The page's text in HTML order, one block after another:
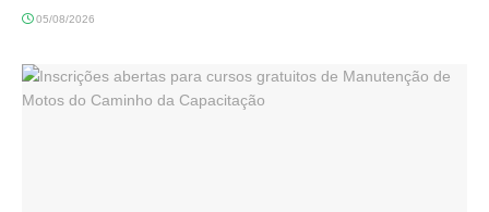
05/08/2026